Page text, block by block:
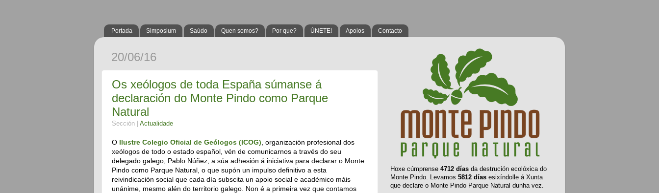
Portada Simposium Saúdo Quen somos? Por que? ÚNETE! Apoios Contacto
20/06/16
Os xeólogos de toda España súmanse á
declaración do Monte Pindo como Parque
Natural
Sección | Actualidade
O Ilustre Colegio Oficial de Geólogos (ICOG) , organización profesional dos
xeólogos de todo o estado español, vén de comunicarnos a través do seu
delegado galego, Pablo Núñez, a súa adhesión á iniciativa para declarar o Monte
Pindo como Parque Natural, o que supón un impulso definitivo a esta
reivindicación social que cada día subscita un apoio social e académico máis
unánime, mesmo alén do territorio galego. Non é a primeira vez que contamos
Hoxe cúmprense 4712 días da destrución ecolóxica do
Monte Pindo. Levamos 5812 días esixíndolle á Xunta
que declare o Monte Pindo Parque Natural dunha vez.